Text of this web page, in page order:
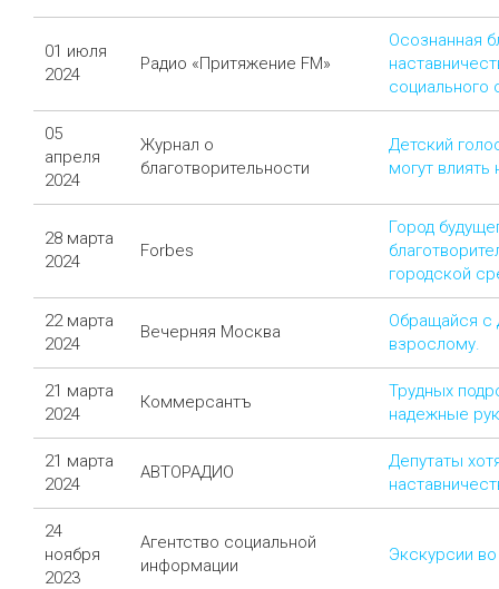
01 июля
2024
Радио «Притяжение FM»
Осознанная
социального
05
апреля
2024
Журнал о
благотворительности
Детский
могут
28 марта
2024
Forbes
Город
городской
22 марта
2024
Вечерняя Москва
Обращайся с
взрослому.
21 марта
2024
Коммерсантъ
Трудных
надежные
21 марта
2024
АВТОРАДИО
Депутаты
24
ноября
2023
Агентство социальной
информации
Экскурсии